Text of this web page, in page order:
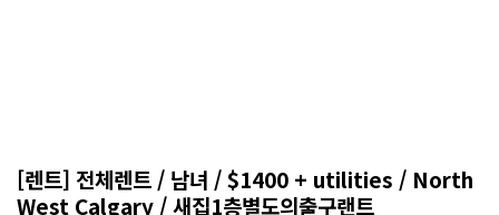
[렌트] 전체렌트 / 남녀 / $1400 + utilities / North
West Calgary / 새집1층별도의출구랜트